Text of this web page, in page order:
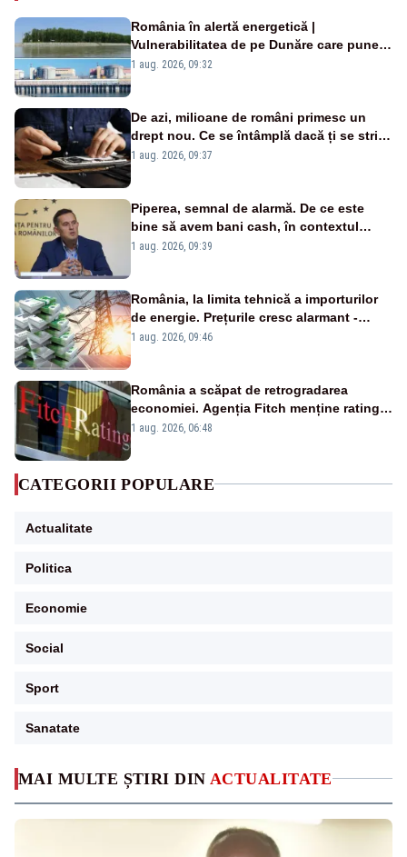
MAI MULTE ȘTIRI DIN ACTUALITATE
România în alertă energetică |
Vulnerabilitatea de pe Dunăre care pune
în pericol Centrala Cernavodă era
1 aug. 2026, 09:32
De azi, milioane de români primesc un
drept nou. Ce se întâmplă dacă ți se strică
un produs
1 aug. 2026, 09:37
Piperea, semnal de alarmă. De ce este
bine să avem bani cash, în contextul
alertei energetice?
1 aug. 2026, 09:39
România, la limita tehnică a importurilor
de energie. Prețurile cresc alarmant -
Analiză Realitatea Plus
1 aug. 2026, 09:46
România a scăpat de retrogradarea
economiei. Agenția Fitch menține ratingul
„BBB-” cu perspectivă negativă
1 aug. 2026, 06:48
CATEGORII POPULARE
Actualitate
Politica
Economie
Social
Sport
Sanatate